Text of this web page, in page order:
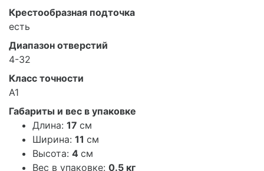
Крестообразная подточка
есть
Диапазон отверстий
4-32
Класс точности
А1
Габариты и вес в упаковке
Длина: 17 см
Ширина: 11 см
Высота: 4 см
Вес в упаковке: 0.5 кг